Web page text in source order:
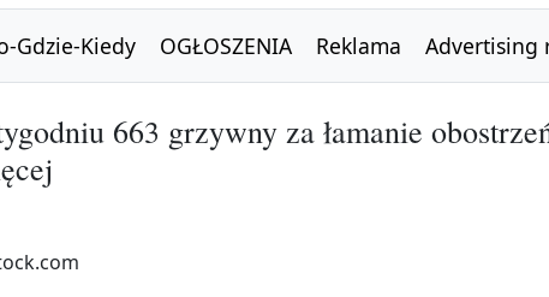
Gdzie-Kiedy OGŁOSZENIA Reklama Advertising
663 grzywny za łamanie